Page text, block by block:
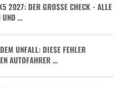
2027: DER GROSSE CHECK - ALLE D
…
UNFALL: DIESE FEHLER
AUTOFAHRER …